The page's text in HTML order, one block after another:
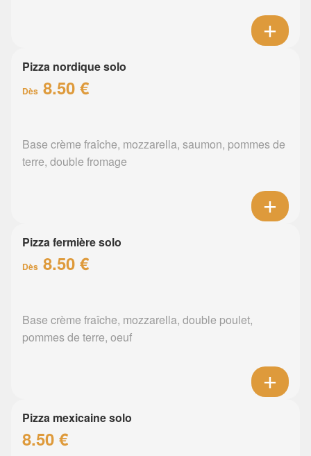
Pizza nordique solo
Dès 8.50 €
Base crème fraîche, mozzarella, saumon, pommes de
terre, double fromage
Pizza fermière solo
Dès 8.50 €
Base crème fraîche, mozzarella, double poulet,
pommes de terre, oeuf
Pizza mexicaine solo
8.50 €